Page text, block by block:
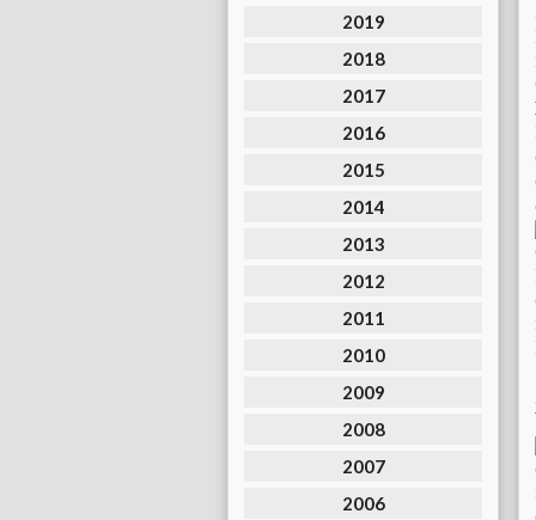
2019
2018
2017
2016
2015
2014
2013
2012
2011
2010
2009
2008
2007
2006